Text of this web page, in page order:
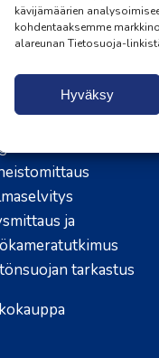
kävijämäärien
kohdentaaksemme
alareunan Tietosuoja-
Hyväksy
ja
tarkastus